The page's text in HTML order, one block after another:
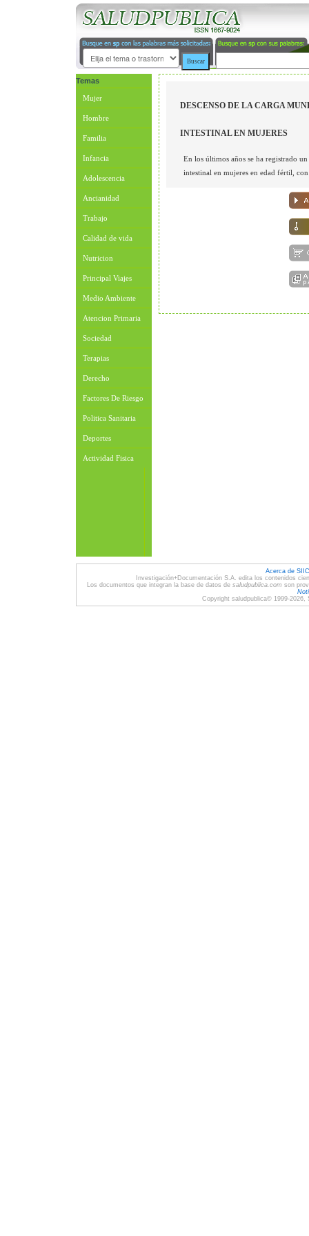
Temas
Mujer
Hombre
Familia
Infancia
Adolescencia
Ancianidad
Trabajo
Calidad de vida
Nutricion
Principal Viajes
Medio Ambiente
Atencion Primaria
Sociedad
Terapias
Derecho
Factores De Riesgo
Politica Sanitaria
Deportes
Actividad Fisica
DESCENSO DE LA CARGA
INTESTINAL EN MUJERES
En los últimos años se ha registrado
intestinal en mujeres en edad fértil,
Acerca de
Investigación+Documentación S.A. edita los contenidos
Los documentos que integran la base de datos de saludpublica.com son
Copyright saludpublica© 1999-